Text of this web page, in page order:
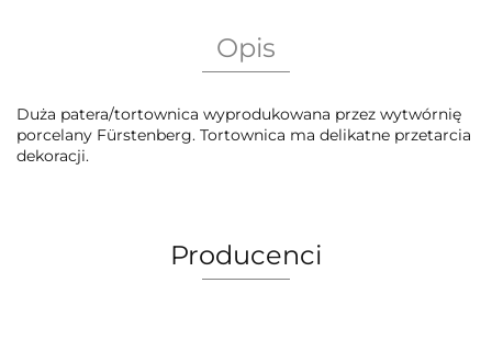
Opis
Duża patera/tortownica wyprodukowana przez wytwórnię
porcelany Fürstenberg. Tortownica ma delikatne przetarcia
dekoracji.
Producenci